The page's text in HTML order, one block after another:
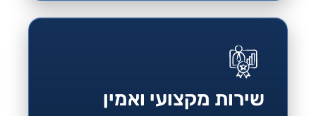
שירות מקצועי ואמין